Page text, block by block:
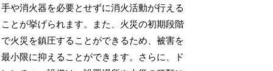
手や消火器を必要とせずに消火活動が行える
ことが挙げられます。また、火災の初期段階
で火災を鎮圧することができるため、被害を
最小限に抑えることができます。さらに、ド